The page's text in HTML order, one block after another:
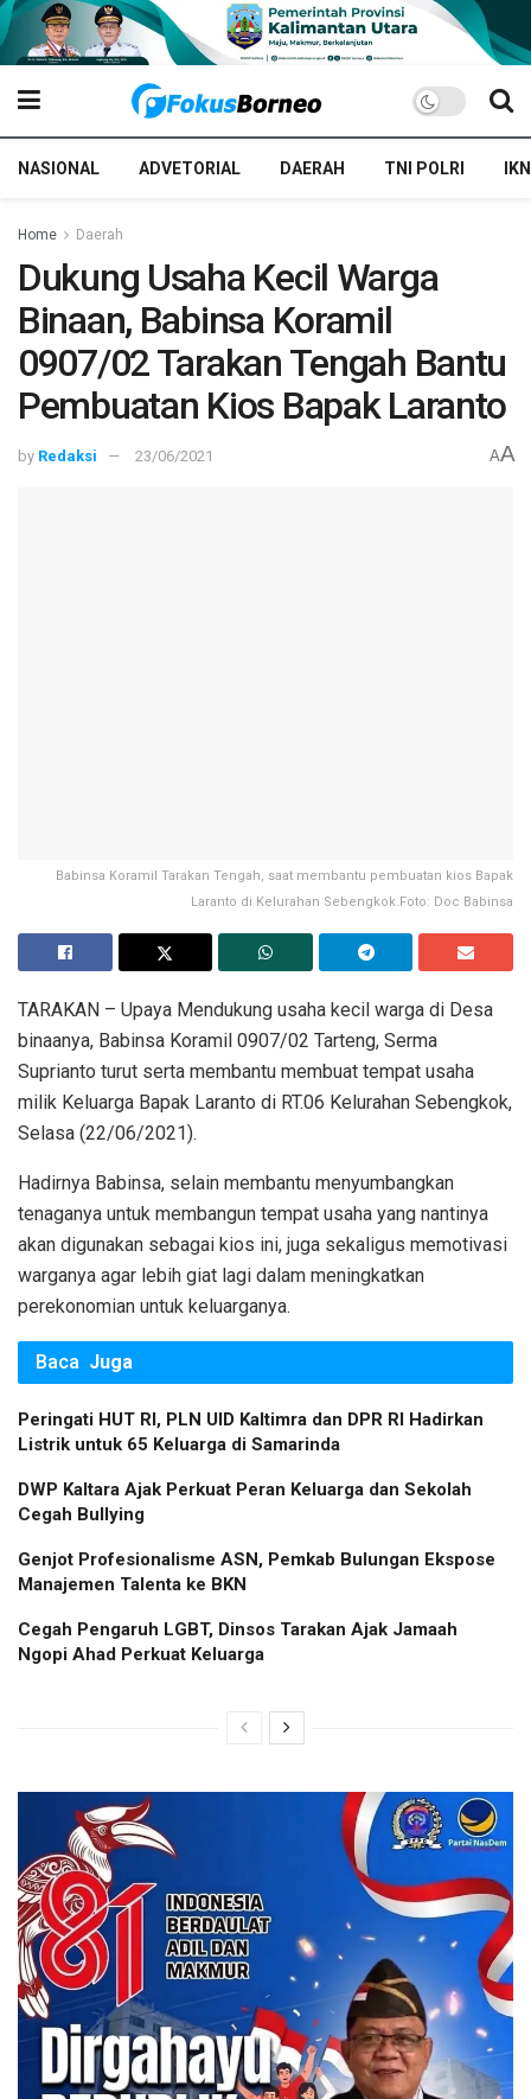
NASIONAL ADVETORIAL DAERAH TNI POLRI IKN
Home Daerah
Dukung Usaha Kecil Warga
Binaan, Babinsa Koramil
0907/02 Tarakan Tengah Bantu
Pembuatan Kios Bapak Laranto
by Redaksi 23/06/2021 AA
Babinsa Koramil Tarakan Tengah, saat membantu pembuatan kios Bapak
Laranto di Kelurahan Sebengkok.Foto: Doc Babinsa
TARAKAN – Upaya Mendukung usaha kecil warga di Desa
binaanya, Babinsa Koramil 0907/02 Tarteng, Serma
Suprianto turut serta membantu membuat tempat usaha
milik Keluarga Bapak Laranto di RT.06 Kelurahan Sebengkok,
Selasa (22/06/2021).
Hadirnya Babinsa, selain membantu menyumbangkan
tenaganya untuk membangun tempat usaha yang nantinya
akan digunakan sebagai kios ini, juga sekaligus memotivasi
warganya agar lebih giat lagi dalam meningkatkan
perekonomian untuk keluarganya.
Baca Juga
Peringati HUT RI, PLN UID Kaltimra dan DPR RI Hadirkan
Listrik untuk 65 Keluarga di Samarinda
DWP Kaltara Ajak Perkuat Peran Keluarga dan Sekolah
Cegah Bullying
Genjot Profesionalisme ASN, Pemkab Bulungan Ekspose
Manajemen Talenta ke BKN
Cegah Pengaruh LGBT, Dinsos Tarakan Ajak Jamaah
Ngopi Ahad Perkuat Keluarga